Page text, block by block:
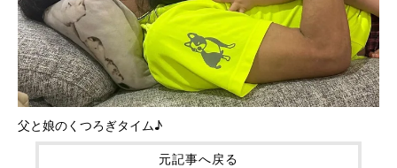
父と娘のくつろぎタイム♪
元記事へ戻る